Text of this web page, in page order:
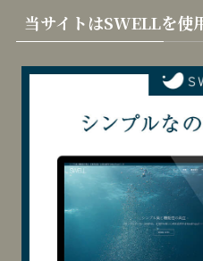
リ
ー
当サイトはSWELLを使